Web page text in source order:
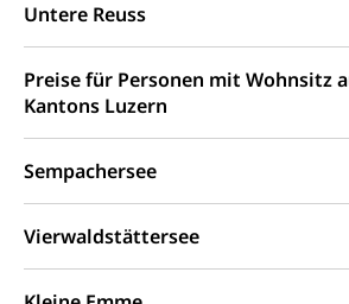
Untere Reuss
Preise für Personen mit Wohnsitz
Kantons Luzern
Sempachersee
Vierwaldstättersee
Polizei
Ordnungskräfte, Sicherheit,
Versorgung
Vorratshaltung, Vorrat
Waffen
Waffenerwerbsschein, Waffenschein,
Waffentragen, Selbstverteidigung